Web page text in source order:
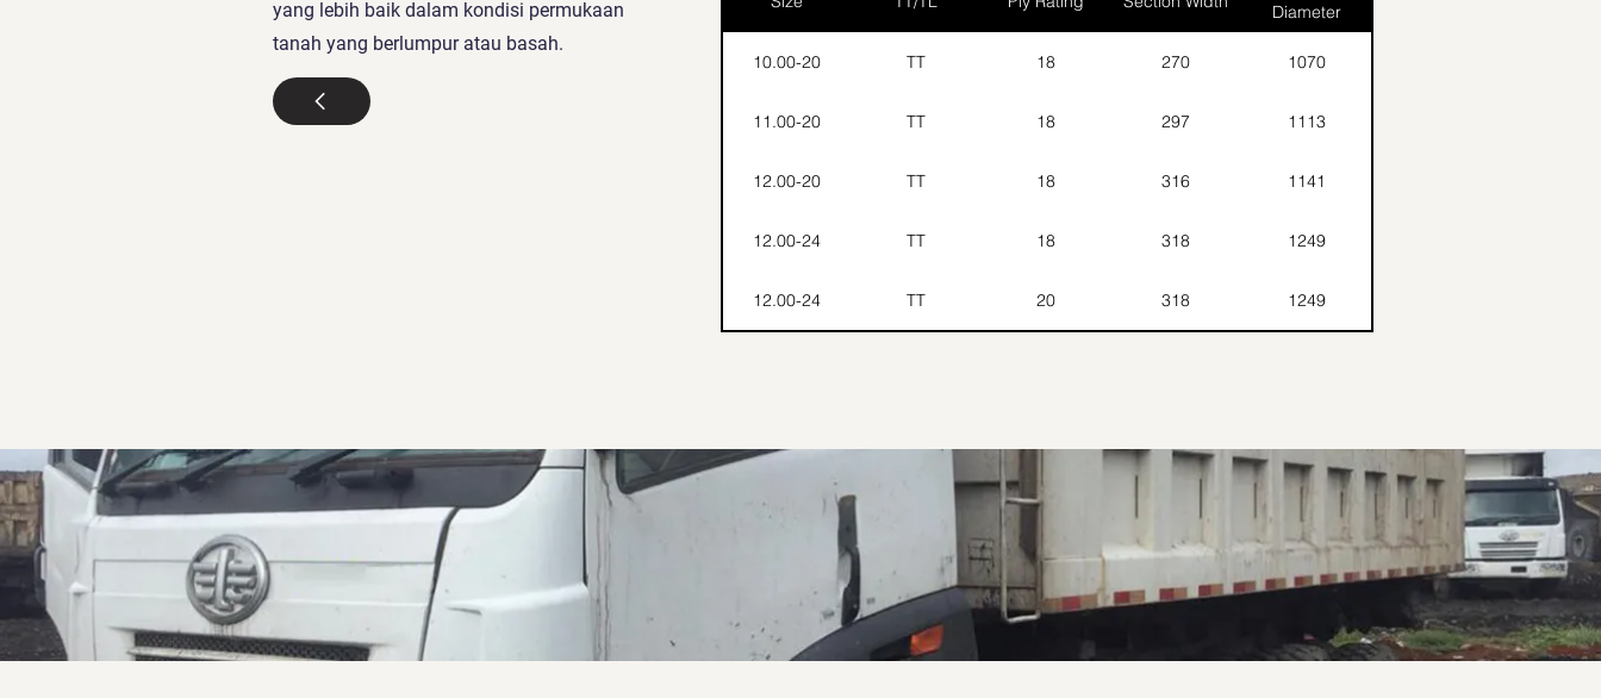
yang lebih baik dalam kondisi permukaan
tanah yang berlumpur atau basah.
Diameter
10.00-20 TT 18 270 1070
11.00-20 TT 18 297 1113
12.00-20 TT 18 316 1141
12.00-24 TT 18 318 1249
12.00-24 TT 20 318 1249